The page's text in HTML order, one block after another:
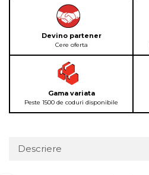
Devino partener
Cere oferta
Gama variata
Peste 1500 de coduri disponibile
Descriere